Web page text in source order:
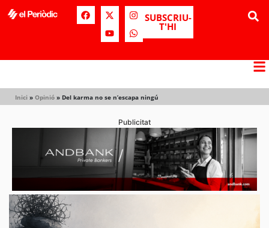
SUBSCRIU-
T'HI
Inici » Opinió » Del karma no se n’escapa ningú
Publicitat